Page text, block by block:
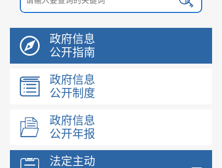
政府信息
公开指南
政府信息
公开制度
政府信息
公开年报
法定主动